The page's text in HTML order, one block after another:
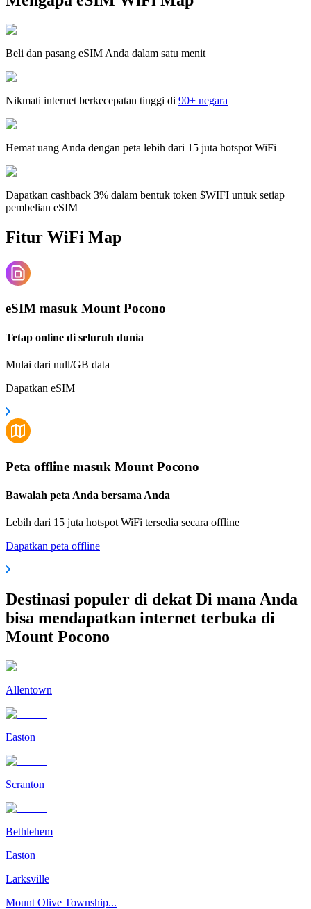
Beli dan pasang eSIM Anda dalam satu menit
Nikmati internet berkecepatan tinggi di 90+ negara
Hemat uang Anda dengan peta lebih dari 15 juta hotspot WiFi
Dapatkan cashback 3% dalam bentuk token $WIFI untuk setiap
pembelian eSIM
Fitur WiFi Map
eSIM masuk Mount Pocono
Tetap online di seluruh dunia
Mulai dari null/GB data
Dapatkan eSIM
Peta offline masuk Mount Pocono
Bawalah peta Anda bersama Anda
Lebih dari 15 juta hotspot WiFi tersedia secara offline
Dapatkan peta offline
Destinasi populer di dekat Di mana Anda
bisa mendapatkan internet terbuka di
Mount Pocono
Allentown
Easton
Scranton
Bethlehem
Easton
Larksville
Mount Olive Township...